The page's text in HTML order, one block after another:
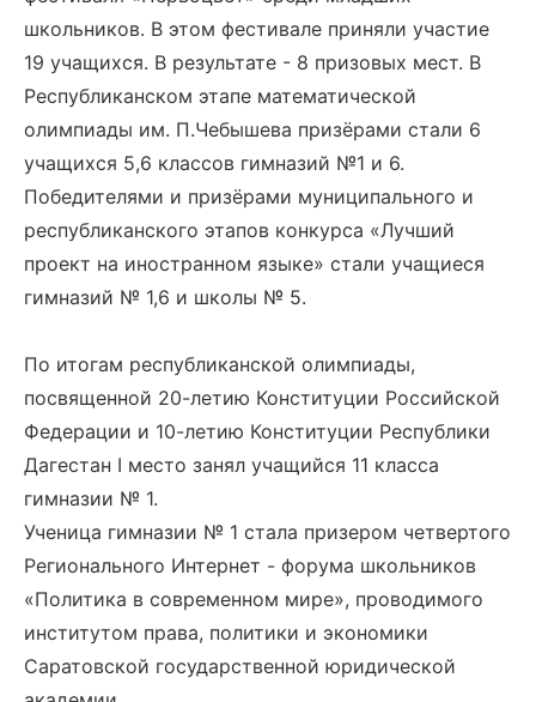
школьников. В этом фестивале приняли участие
19 учащихся. В результате - 8 призовых мест. В
Республиканском этапе математической
олимпиады им. П.Чебышева призёрами стали 6
учащихся 5,6 классов гимназий №1 и 6.
Победителями и призёрами муниципального и
республиканского этапов конкурса «Лучший
проект на иностранном языке» стали учащиеся
гимназий № 1,6 и школы № 5.
По итогам республиканской олимпиады,
посвященной 20-летию Конституции Российской
Федерации и 10-летию Конституции Республики
Дагестан I место занял учащийся 11 класса
гимназии № 1.
Ученица гимназии № 1 стала призером четвертого
Регионального Интернет - форума школьников
«Политика в современном мире», проводимого
институтом права, политики и экономики
Саратовской государственной юридической